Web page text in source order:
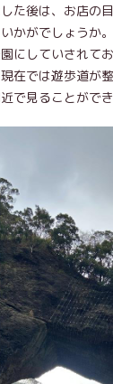
た後は、お店の
かがでしょうか。
にしていされて
在では遊歩道が
で見ることができ